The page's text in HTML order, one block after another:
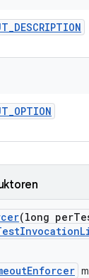
_DESCRIPTION
_OPTION
(long per
Invocation